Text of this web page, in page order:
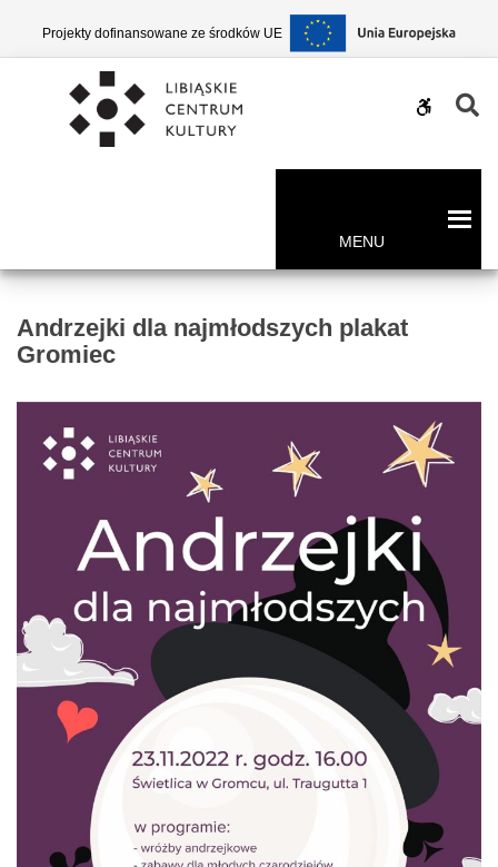
Andrzejki
najmłodszych
Projekty dofinansowane ze środków UE
WCAG
MENU
Andrzejki dla najmłodszych plakat
Gromiec